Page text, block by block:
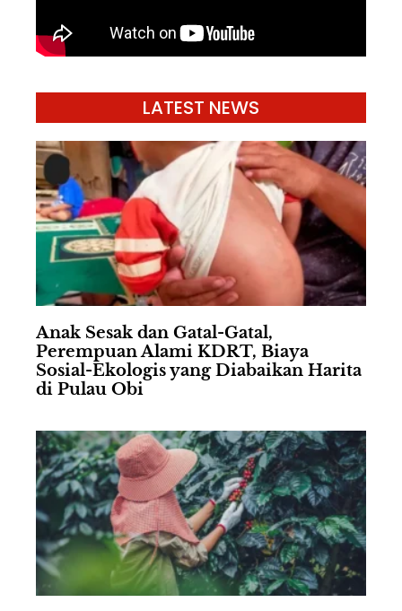
LATEST NEWS
Anak Sesak dan Gatal-Gatal,
Perempuan Alami KDRT, Biaya
Sosial-Ekologis yang Diabaikan Harita
di Pulau Obi